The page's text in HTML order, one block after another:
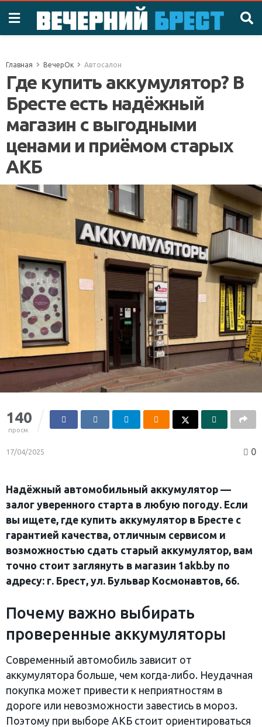
Главная ВечерОк Автосалон
Где купить аккумулятор? В
Бресте есть надёжный
магазин с выгодными
ценами и приёмом старых
АКБ
140
просм.
17/04/2025 0
Надёжный автомобильный аккумулятор —
залог уверенного старта в любую погоду. Если
вы ищете, где купить аккумулятор в Бресте с
гарантией качества, отличным сервисом и
возможностью сдать старый аккумулятор, вам
точно стоит заглянуть в магазин 1akb.by по
адресу: г. Брест, ул. Бульвар Космонавтов, 66.
Почему важно выбирать
проверенные аккумуляторы
Современный автомобиль зависит от
аккумулятора больше, чем когда-либо. Неудачная
покупка может привести к неприятностям в
дороге или невозможности завестись в мороз.
Поэтому при выборе АКБ стоит ориентироваться